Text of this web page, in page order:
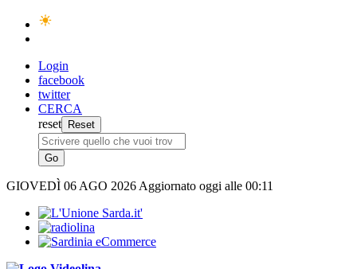
Login
facebook
twitter
CERCA
reset
GIOVEDÌ 06 AGO 2026 Aggiornato oggi alle 00:11